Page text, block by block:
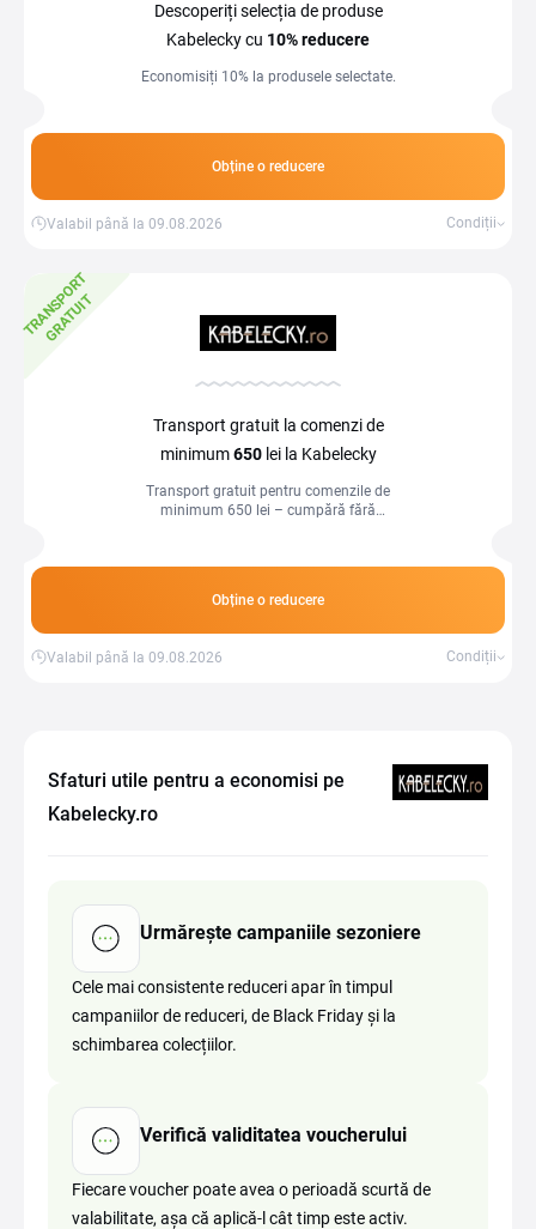
Descoperiți selecția de produse
Kabelecky cu 10%reducere
Economisiți 10% la produsele selectate.
Obține o reducere
Valabil până la 09.08.2026 Condiții
T
R
A
N
S
P
O
R
T
G
R
A
T
U
I
T
Transport gratuit la comenzi de
minimum650 lei la Kabelecky
Transport gratuit pentru comenzile de
minimum 650 lei – cumpără fără
Obține o reducere
Valabil până la 09.08.2026 Condiții
Sfaturi utile pentru a economisi pe
Kabelecky.ro
Urmărește campaniile sezoniere
Cele mai consistente reduceri apar în timpul
campaniilor de reduceri, de Black Friday și la
schimbarea colecțiilor.
Verifică validitatea voucherului
Fiecare voucher poate avea o perioadă scurtă de
valabilitate, așa că aplică-l cât timp este activ.